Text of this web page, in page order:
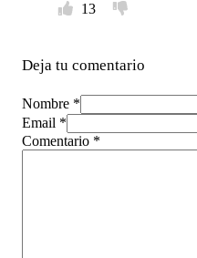
13
Deja tu comentario
Nombre *
Email *
Comentario *